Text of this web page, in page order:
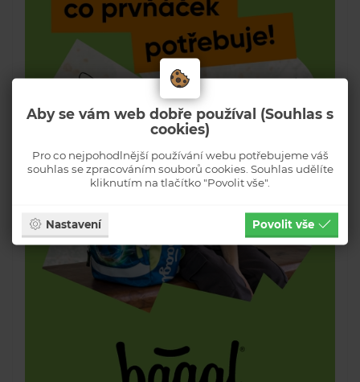
Aby se vám web dobře používal (Souhlas s
cookies)
Pro co nejpohodlnější používání webu potřebujeme váš
souhlas se zpracováním souborů cookies. Souhlas udělíte
kliknutím na tlačítko "Povolit vše".
Nastavení Povolit vše